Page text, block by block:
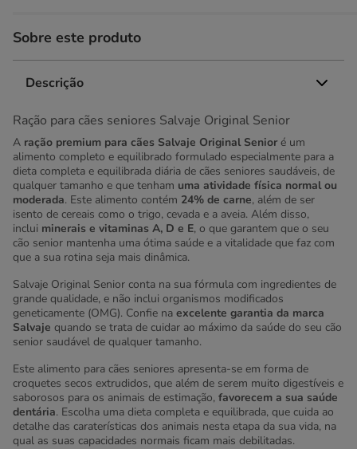
Sobre este produto
Descrição
Ração para cães seniores Salvaje Original Senior
A ração premium para cães Salvaje Original Senioré um
alimento completo e equilibrado formulado especialmente para a
dieta completa e equilibrada diária de cães seniores saudáveis, de
qualquer tamanho e que tenham uma atividade física normal ou
moderada. Este alimento contém 24% de carne, além de ser
isento de cereais como o trigo, cevada e a aveia. Além disso,
inclui minerais e vitaminas A, D e E, o que garantem que o seu
cão senior mantenha uma ótima saúde e a vitalidade que faz com
que a sua rotina seja mais dinâmica.
Salvaje Original Senior conta na sua fórmula com ingredientes de
grande qualidade, e não inclui organismos modificados
geneticamente (OMG). Confie na excelente garantia da marca
Salvaje quando se trata de cuidar ao máximo da saúde do seu cão
senior saudável de qualquer tamanho.
Este alimento para cães seniores apresenta-se em forma de
croquetes secos extrudidos, que além de serem muito digestíveis e
saborosos para os animais de estimação, favorecem a sua saúde
dentária. Escolha uma dieta completa e equilibrada, que cuida ao
detalhe das caraterísticas dos animais nesta etapa da sua vida, na
qual as suas capacidades normais ficam mais debilitadas.